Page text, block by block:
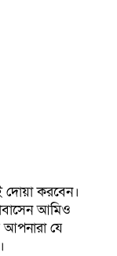
করবেন।
আমিও
যে